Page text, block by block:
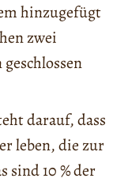
hinzugefügt
zwei
darauf, dass
leben, die zur
sind 10 % der